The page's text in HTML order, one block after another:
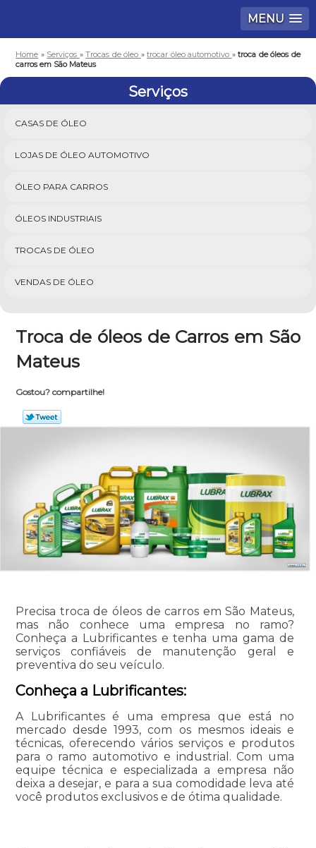
MENU
Home » Serviços »Trocas de óleo »trocar óleo automotivo »troca de óleos de
carros em São Mateus
Serviços
CASAS DE ÓLEO
LOJAS DE ÓLEO AUTOMOTIVO
ÓLEO PARA CARROS
ÓLEOS INDUSTRIAIS
TROCAS DE ÓLEO
VENDAS DE ÓLEO
Troca de óleos de Carros em São
Mateus
Gostou? compartilhe!
Precisa troca de óleos de carros em São Mateus,
mas não conhece uma empresa no ramo?
Conheça a Lubrificantes e tenha uma gama de
serviços confiáveis de manutenção geral e
preventiva do seu veículo.
Conheça a Lubrificantes:
A Lubrificantes é uma empresa que está no
mercado desde 1993, com os mesmos ideais e
técnicas, oferecendo vários serviços e produtos
para o ramo automotivo e industrial. Com uma
equipe técnica e especializada a empresa não
deixa a desejar, e para a sua comodidade leva até
você produtos exclusivos e de ótima qualidade.